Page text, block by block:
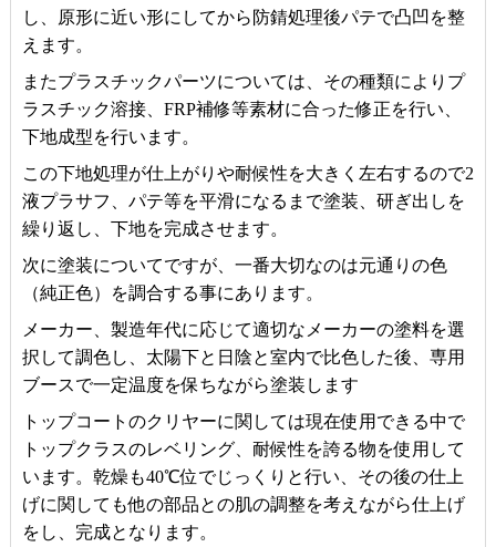
し、原形に近い形にしてから防錆処理後パテで凸凹を整
えます。
またプラスチックパーツについては、その種類によりプ
ラスチック溶接、FRP補修等素材に合った修正を行い、
下地成型を行います。
この下地処理が仕上がりや耐候性を大きく左右するので2
液プラサフ、パテ等を平滑になるまで塗装、研ぎ出しを
繰り返し、下地を完成させます。
次に塗装についてですが、一番大切なのは元通りの色
（純正色）を調合する事にあります。
メーカー、製造年代に応じて適切なメーカーの塗料を選
択して調色し、太陽下と日陰と室内で比色した後、専用
ブースで一定温度を保ちながら塗装します
トップコートのクリヤーに関しては現在使用できる中で
トップクラスのレベリング、耐候性を誇る物を使用して
います。乾燥も40℃位でじっくりと行い、その後の仕上
げに関しても他の部品との肌の調整を考えながら仕上げ
をし、完成となります。